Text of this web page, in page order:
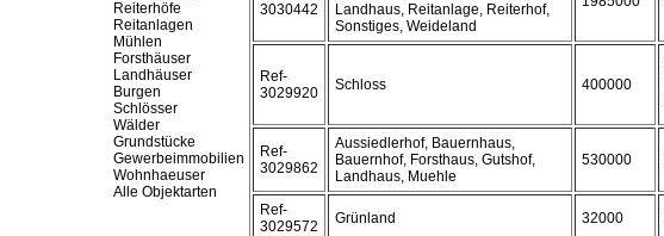
Reiterhöfe
Reitanlagen
Mühlen
Forsthäuser
Landhäuser
Burgen
Schlösser
Wälder
Grundstücke
Gewerbeimmobilien
Wohnhaeuser
Alle Objektarten
3030442
Landhaus, Reitanlage, Reiterhof,
Sonstiges, Weideland
Ref-
3029920
Schloss 400000
Ref-
3029862
Aussiedlerhof, Bauernhaus,
Bauernhof, Forsthaus, Gutshof,
Landhaus, Muehle
530000
Ref-
3029572
Grünland 32000